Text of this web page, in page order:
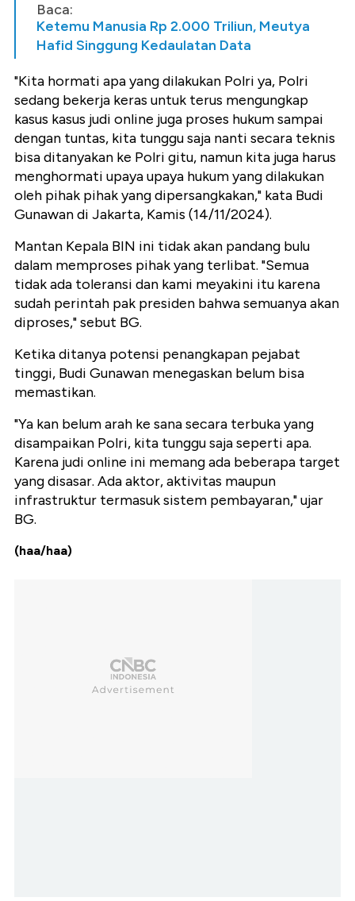
Baca:
Ketemu Manusia Rp 2.000 Triliun, Meutya
Hafid Singgung Kedaulatan Data
"Kita hormati apa yang dilakukan Polri ya, Polri
sedang bekerja keras untuk terus mengungkap
kasus kasus judi online juga proses hukum sampai
dengan tuntas, kita tunggu saja nanti secara teknis
bisa ditanyakan ke Polri gitu, namun kita juga harus
menghormati upaya upaya hukum yang dilakukan
oleh pihak pihak yang dipersangkakan," kata Budi
Gunawan di Jakarta, Kamis (14/11/2024).
Mantan Kepala BIN ini tidak akan pandang bulu
dalam memproses pihak yang terlibat. "Semua
tidak ada toleransi dan kami meyakini itu karena
sudah perintah pak presiden bahwa semuanya akan
diproses," sebut BG.
Ketika ditanya potensi penangkapan pejabat
tinggi, Budi Gunawan menegaskan belum bisa
memastikan.
"Ya kan belum arah ke sana secara terbuka yang
disampaikan Polri, kita tunggu saja seperti apa.
Karena judi online ini memang ada beberapa target
yang disasar. Ada aktor, aktivitas maupun
infrastruktur termasuk sistem pembayaran," ujar
BG.
(haa/haa)